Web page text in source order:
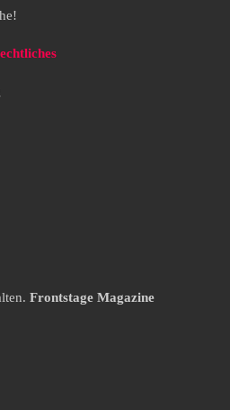
Frontstage Magazine